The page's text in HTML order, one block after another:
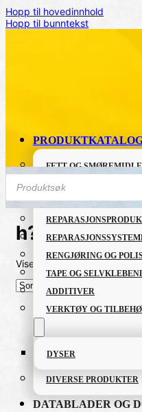
Hopp til hovedinnhold
Hopp til bunntekst
FETT OG
GRUNNING OG LAKK
LIM OG TETTEMASSER
RENGJØRING OG
TAPE OG
ADDITIVER
VERKTØY OG
DYSER
DIVERSE PRODUKTER
DATABLADER OG
Products
search
h?ndpad
Viser alle 3 resultaterSortert
etter